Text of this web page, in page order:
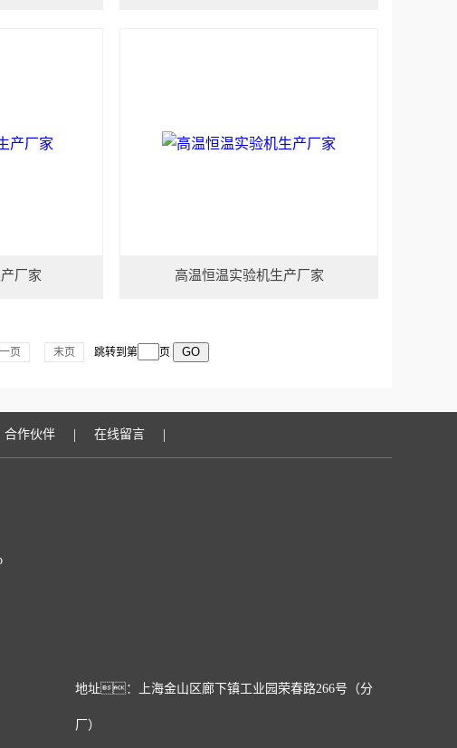
厂家 高温恒温实验机生产厂家
一页 末页 跳转到第 页
合作伙伴 | 在线留言 |
地址：上海金山区廊下镇工业园荣春路266号（分
厂）